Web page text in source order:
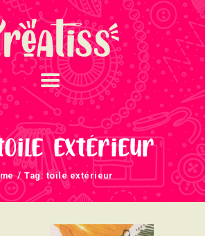
extérieur
Tag: toile extérieur
ET
ÉVÈNEMENTS